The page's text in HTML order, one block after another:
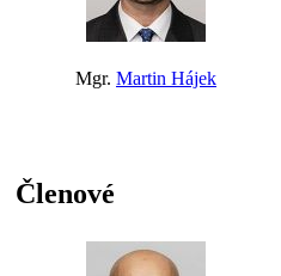
Mgr. Martin Hájek
Členové